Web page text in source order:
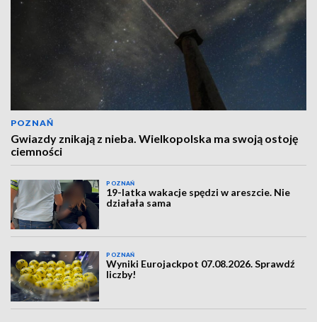
POZNAŃ
Gwiazdy znikają z nieba. Wielkopolska ma swoją ostoję
ciemności
POZNAŃ
19-latka wakacje spędzi w areszcie. Nie
działała sama
POZNAŃ
Wyniki Eurojackpot 07.08.2026. Sprawdź
liczby!